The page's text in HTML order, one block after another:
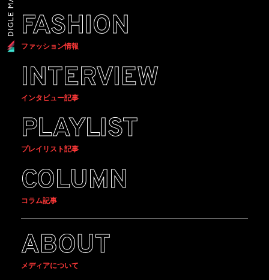
FASHION
ファッション情報
INTERVIEW
インタビュー記事
PLAYLIST
プレイリスト記事
COLUMN
コラム記事
ABOUT
メディアについて